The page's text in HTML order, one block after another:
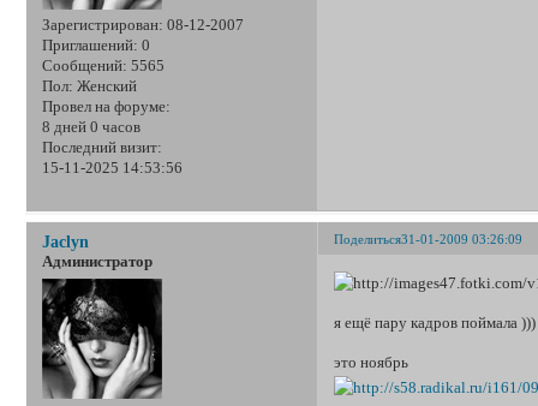
Зарегистрирован: 08-12-2007
Приглашений: 0
Сообщений: 5565
Пол: Женский
Провел на форуме:
8 дней 0 часов
Последний визит:
15-11-2025 14:53:56
Поделиться31-01-2009 03:26:09
Jaclyn
Администратор
я ещё пару кадров поймала
это ноябрь